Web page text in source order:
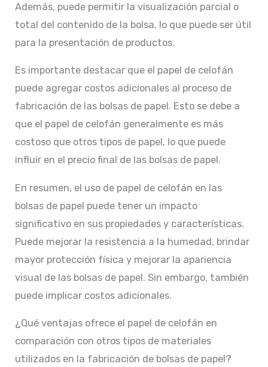
Además, puede permitir la visualización parcial o
total del contenido de la bolsa, lo que puede ser útil
para la presentación de productos.
Es importante destacar que el papel de celofán
puede agregar costos adicionales al proceso de
fabricación de las bolsas de papel. Esto se debe a
que el papel de celofán generalmente es más
costoso que otros tipos de papel, lo que puede
influir en el precio final de las bolsas de papel.
En resumen, el uso de papel de celofán en las
bolsas de papel puede tener un impacto
significativo en sus propiedades y características.
Puede mejorar la resistencia a la humedad, brindar
mayor protección física y mejorar la apariencia
visual de las bolsas de papel. Sin embargo, también
puede implicar costos adicionales.
¿Qué ventajas ofrece el papel de celofán en
comparación con otros tipos de materiales
utilizados en la fabricación de bolsas de papel?